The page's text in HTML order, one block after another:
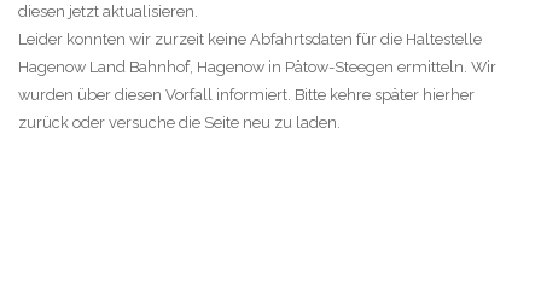
diesen jetzt aktualisieren.
Leider konnten wir zurzeit keine Abfahrtsdaten für die Haltestelle
Hagenow Land Bahnhof, Hagenow in Pätow-Steegen ermitteln. Wir
wurden über diesen Vorfall informiert. Bitte kehre später hierher
zurück oder versuche die Seite neu zu laden.